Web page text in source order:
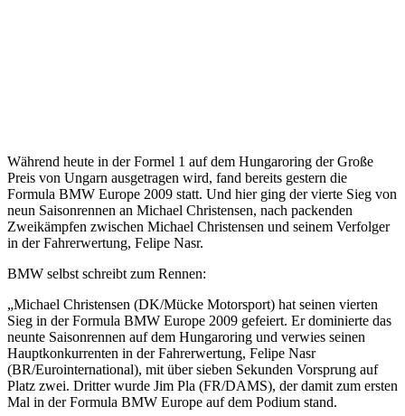
Während heute in der Formel 1 auf dem Hungaroring der Große
Preis von Ungarn ausgetragen wird, fand bereits gestern die
Formula BMW Europe 2009 statt. Und hier ging der vierte Sieg von
neun Saisonrennen an Michael Christensen, nach packenden
Zweikämpfen zwischen Michael Christensen und seinem Verfolger
in der Fahrerwertung, Felipe Nasr.
BMW selbst schreibt zum Rennen:
„Michael Christensen (DK/Mücke Motorsport) hat seinen vierten
Sieg in der Formula BMW Europe 2009 gefeiert. Er dominierte das
neunte Saisonrennen auf dem Hungaroring und verwies seinen
Hauptkonkurrenten in der Fahrerwertung, Felipe Nasr
(BR/Eurointernational), mit über sieben Sekunden Vorsprung auf
Platz zwei. Dritter wurde Jim Pla (FR/DAMS), der damit zum ersten
Mal in der Formula BMW Europe auf dem Podium stand.